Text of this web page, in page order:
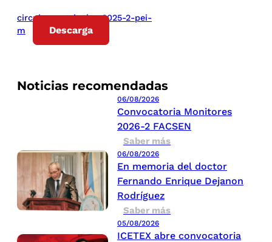
Noticias recomendadas
06/08/2026
Convocatoria Monitores
2026-2 FACSEN
Saber más
06/08/2026
En memoria del doctor
Fernando Enrique Dejanon
Rodríguez
Saber más
05/08/2026
ICETEX abre convocatoria
circular-matriculas-2025-2-pei-
m
Descarga